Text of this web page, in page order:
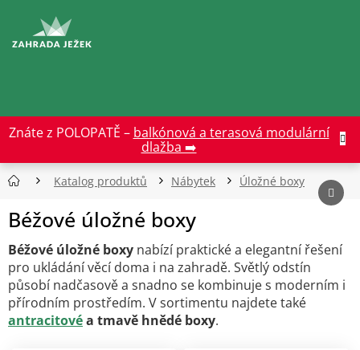
obsah
Znáte z POLOPATĚ – balkónová a terasová modulární
dlažba ➡️
Katalog produktů Nábytek Úložné boxy
Béžové úložné boxy
Béžové úložné boxy nabízí praktické a elegantní řešení
pro ukládání věcí doma i na zahradě. Světlý odstín
působí nadčasově a snadno se kombinuje s moderním i
přírodním prostředím. V sortimentu najdete také
antracitovéa tmavě hnědé boxy.